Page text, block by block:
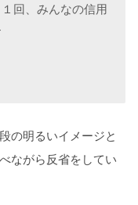
回、みんなの信用
の明るいイメージと
ながら反省をしてい